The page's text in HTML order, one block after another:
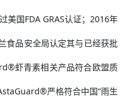
美国FDA GRAS认证；2016年
食品安全局认定其与已经获批
虾青素相关产品符合欧盟质
严格符合中国“雨生